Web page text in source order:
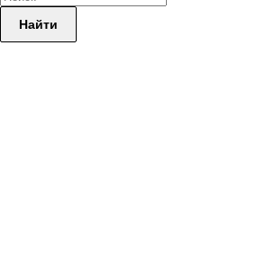
Найти